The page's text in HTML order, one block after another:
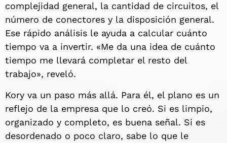
complejidad general, la cantidad de circuitos, el
número de conectores y la disposición general.
Ese rápido análisis le ayuda a calcular cuánto
tiempo va a invertir. «Me da una idea de cuánto
tiempo me llevará completar el resto del
trabajo», reveló.
Kory va un paso más allá. Para él, el plano es un
reflejo de la empresa que lo creó. Si es limpio,
organizado y completo, es buena señal. Si es
desordenado o poco claro, sabe lo que le